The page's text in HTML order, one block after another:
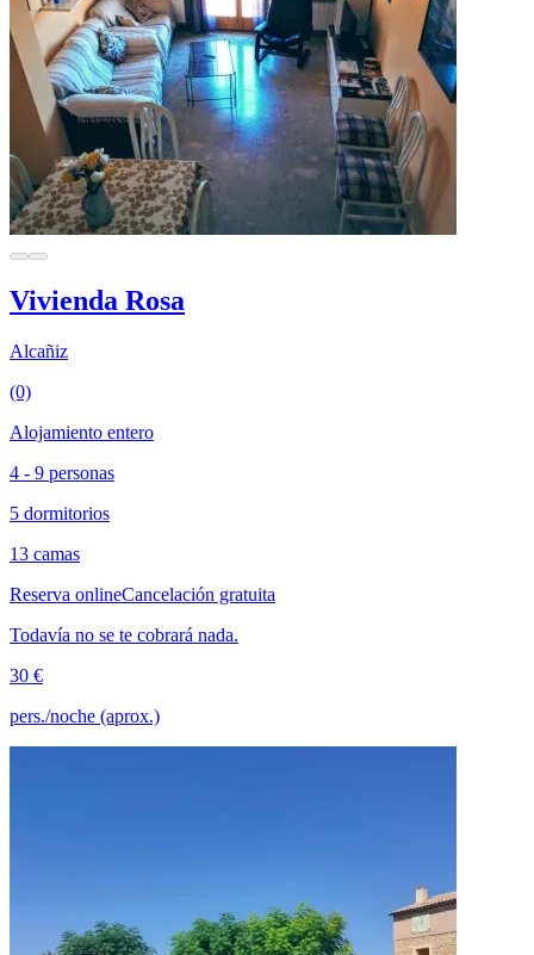
Vivienda Rosa
Alcañiz
(0)
Alojamiento entero
4 - 9 personas
5 dormitorios
13 camas
Reserva onlineCancelación gratuita
Todavía no se te cobrará nada.
30 €
pers./noche (aprox.)